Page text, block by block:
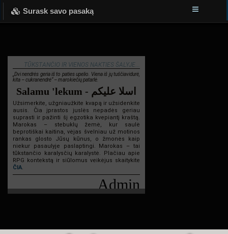
Surask savo pasaką
TŪKSTANČIO IR VIENOS NAKTIES ŠALYJE...
„Dvi nendrės geria iš to paties upelio. Viena iš jų tuščiavidurė,
kita – cukranendrė“ – marokiečių patarlė.
Salamu 'lekum - اسلا عليكم
Užsimerkite, užgniaužkite kvapą ir užsidenkite
ausis. Čia įprastos juslės nepadės geriau
suprasti ir pažinti šį egzotika kvepiantį kraštą.
Marokas – stebuklų žemė, kur saulė
beprotiškai kaitina, vėjas švelniau už motinos
rankas glosto Jūsų kūnus, o žmonės kaip
niekur pasaulyje paslaptingi. Marokas – tai
tūkstančio karalysčių karalystė. Plačiau apie
RPG kontekstą ir siūlomus veikėjus skaitykite
ČIA.
Admin